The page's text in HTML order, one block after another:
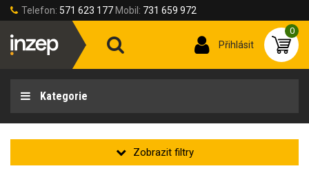
Telefon: 571 623 177 Mobil: 731 659 972
Přihlásit
0
Kategorie